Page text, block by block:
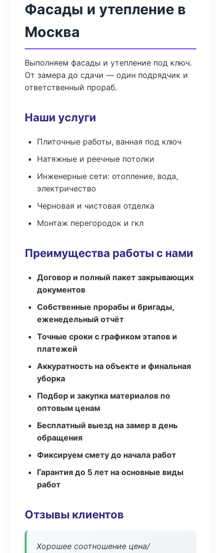
Фасады и утепление в
Москва
Выполняем фасады и утепление под ключ.
От замера до сдачи — один подрядчик и
ответственный прораб.
Наши услуги
Плиточные работы, ванная под ключ
Натяжные и реечные потолки
Инженерные сети: отопление, вода,
электричество
Черновая и чистовая отделка
Монтаж перегородок и гкл
Преимущества работы с нами
Договор и полный пакет закрывающих
документов
Собственные прорабы и бригады,
еженедельный отчёт
Точные сроки с графиком этапов и
платежей
Аккуратность на объекте и финальная
уборка
Подбор и закупка материалов по
оптовым ценам
Бесплатный выезд на замер в день
обращения
Фиксируем смету до начала работ
Гарантия до 5 лет на основные виды
работ
Отзывы клиентов
Хорошее соотношение цена/